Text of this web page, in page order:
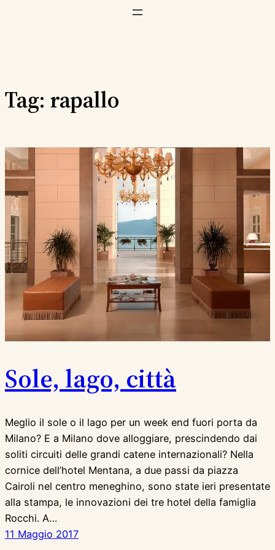
Tag: rapallo
Sole, lago, città
Meglio il sole o il lago per un week end fuori porta da
Milano? E a Milano dove alloggiare, prescindendo dai
soliti circuiti delle grandi catene internazionali? Nella
cornice dell’hotel Mentana, a due passi da piazza
Cairoli nel centro meneghino, sono state ieri presentate
alla stampa, le innovazioni dei tre hotel della famiglia
Rocchi. A…
11 Maggio 2017